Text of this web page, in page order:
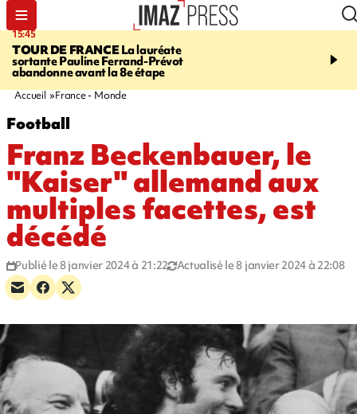
15:45
TOUR DE FRANCELa lauréate
sortante Pauline Ferrand-Prévot
abandonne avant la 8e étape
20:17
routière, concours de
Accueil France - Monde
Football
Franz Beckenbauer, le
"Kaiser" allemand aux
multiples facettes, est
décédé
Publié le 8 janvier 2024 à 21:22 Actualisé le 8 janvier 2024 à 22:08